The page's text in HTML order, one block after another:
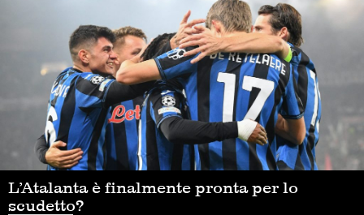
L’Atalanta è finalmente pronta per lo
scudetto?